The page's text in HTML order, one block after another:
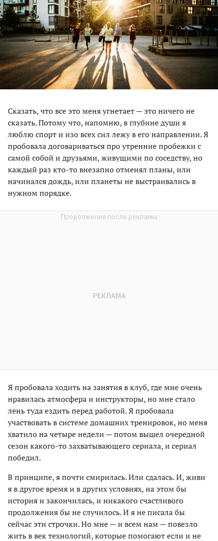
Сказать, что все это меня угнетает — это ничего не
сказать. Потому что, напомню, в глубине души я
люблю спорт и изо всех сил лежу в его направлении. Я
пробовала договариваться про утренние пробежки с
самой собой и друзьями, живущими по соседству, но
каждый раз кто-то внезапно отменял планы, или
начинался дождь, или планеты не выстраивались в
нужном порядке.
Я пробовала ходить на занятия в клуб, где мне очень
нравилась атмосфера и инструкторы, но мне стало
лень туда ездить перед работой. Я пробовала
участвовать в системе домашних тренировок, но меня
хватило на четыре недели — потом вышел очередной
сезон какого-то захватывающего сериала, и сериал
победил.
В принципе, я почти смирилась. Или сдалась. И, живи
я в другое время и в других условиях, на этом бы
история и закончилась, и никакого счастливого
продолжения бы не случилось. И я не писала бы
сейчас эти строчки. Но мне — и всем нам — повезло
жить в век технологий, которые помогают если и не